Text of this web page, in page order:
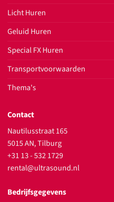
Licht Huren
Geluid Huren
Special FX Huren
Transportvoorwaarden
Thema's
Contact
Nautilusstraat 165
5015 AN, Tilburg
+31 13 - 532 1729
rental@ultrasound.nl
Bedrijfsgegevens